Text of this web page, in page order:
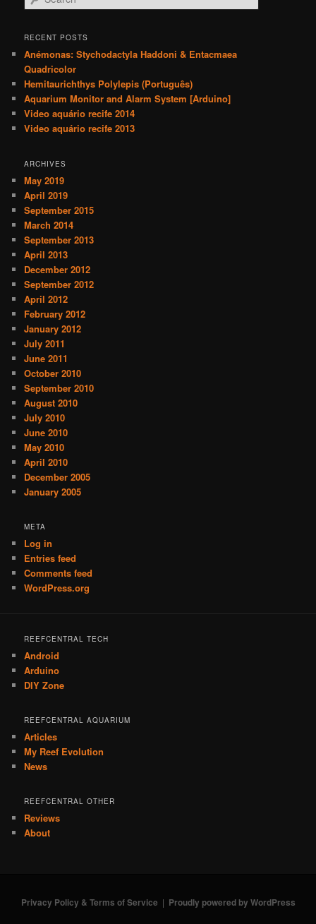
e
r
h
RECENT POSTS
Anémonas: Stychodactyla Haddoni & Entacmaea
Quadricolor
Hemitaurichthys Polylepis (Português)
Aquarium Monitor and Alarm System [Arduino]
Video aquário recife 2014
Video aquário recife 2013
ARCHIVES
May 2019
April 2019
September 2015
March 2014
September 2013
April 2013
December 2012
September 2012
April 2012
February 2012
January 2012
July 2011
June 2011
October 2010
September 2010
August 2010
July 2010
June 2010
May 2010
April 2010
December 2005
January 2005
META
Log in
Entries feed
Comments feed
WordPress.org
REEFCENTRAL TECH
Android
Arduino
DIY Zone
REEFCENTRAL AQUARIUM
Articles
My Reef Evolution
News
REEFCENTRAL OTHER
Reviews
About
Privacy Policy & Terms of Service Proudly powered by WordPress